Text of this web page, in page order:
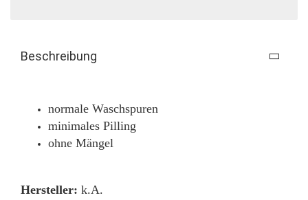
Beschreibung
normale Waschspuren
minimales Pilling
ohne Mängel
Hersteller: k.A.